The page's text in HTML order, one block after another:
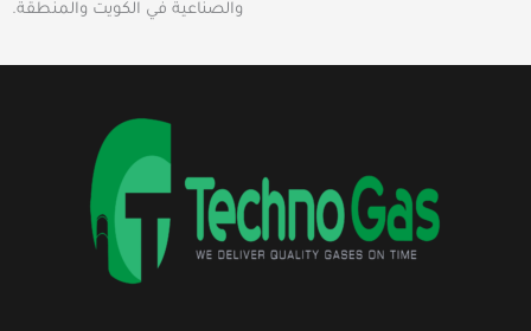
والصناعية في الكويت والمنطقة.